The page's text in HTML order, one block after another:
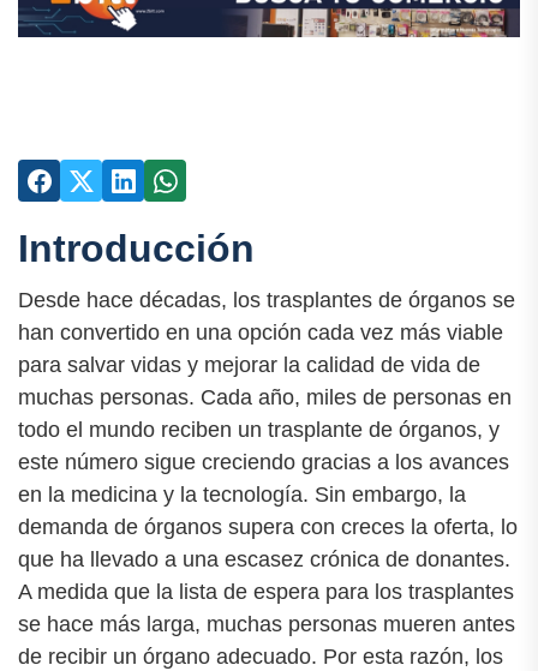
Introducción
Desde hace décadas, los trasplantes de órganos se
han convertido en una opción cada vez más viable
para salvar vidas y mejorar la calidad de vida de
muchas personas. Cada año, miles de personas en
todo el mundo reciben un trasplante de órganos, y
este número sigue creciendo gracias a los avances
en la medicina y la tecnología. Sin embargo, la
demanda de órganos supera con creces la oferta, lo
que ha llevado a una escasez crónica de donantes.
A medida que la lista de espera para los trasplantes
se hace más larga, muchas personas mueren antes
de recibir un órgano adecuado. Por esta razón, los